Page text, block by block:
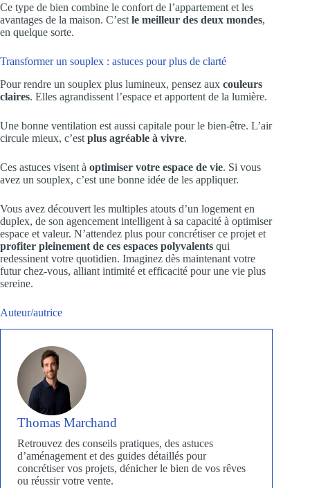
Ce type de bien combine le confort de l’appartement et les
avantages de la maison. C’est le meilleur des deux mondes,
en quelque sorte.
Transformer un souplex : astuces pour plus de clarté
Pour rendre un souplex plus lumineux, pensez aux couleurs
claires. Elles agrandissent l’espace et apportent de la lumière.
Une bonne ventilation est aussi capitale pour le bien-être. L’air
circule mieux, c’est plus agréable à vivre.
Ces astuces visent à optimiser votre espace de vie. Si vous
avez un souplex, c’est une bonne idée de les appliquer.
Vous avez découvert les multiples atouts d’un logement en
duplex, de son agencement intelligent à sa capacité à optimiser
espace et valeur. N’attendez plus pour concrétiser ce projet et
profiter pleinement de ces espaces polyvalents qui
redessinent votre quotidien. Imaginez dès maintenant votre
futur chez-vous, alliant intimité et efficacité pour une vie plus
sereine.
Auteur/autrice
Thomas Marchand
Retrouvez des conseils pratiques, des astuces
d’aménagement et des guides détaillés pour
concrétiser vos projets, dénicher le bien de vos rêves
ou réussir votre vente.